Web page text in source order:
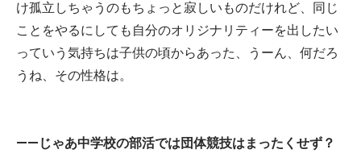
け孤立しちゃうのもちょっと寂しいものだけれど、同じ
ことをやるにしても自分のオリジナリティーを出したい
っていう気持ちは子供の頃からあった、うーん、何だろ
うね、その性格は。
——じゃあ中学校の部活では団体競技はまったくせず？